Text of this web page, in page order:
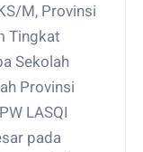
M, Provinsi
Tingkat
Sekolah
Provinsi
LASQI
pada